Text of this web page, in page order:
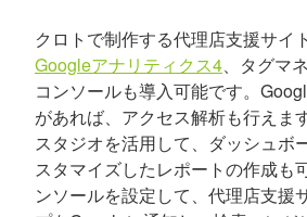
クロトで制作する代理店支援サイ
Googleアナリティクス4、タグマ
コンソールも導入可能です。
があれば、アクセス解析も行えま
スタジオを活用して、ダッシュボ
スタマイズしたレポートの作成も
ンソールを設定して、代理店支援